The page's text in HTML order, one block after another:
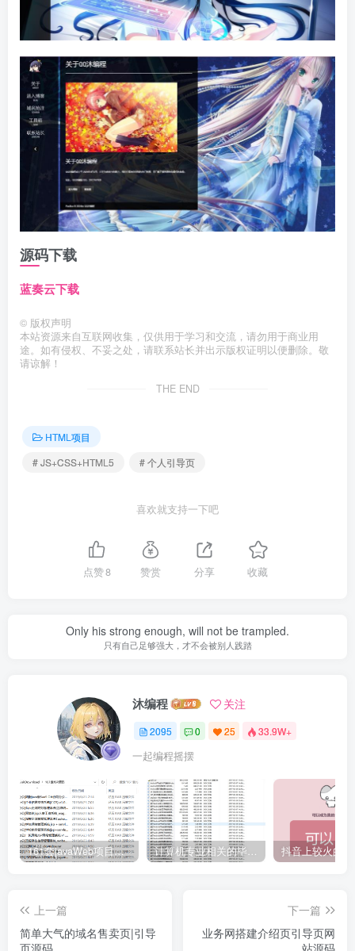
源码下载
蓝奏云下载
© 版权声明
本站资源来自互联网收集，仅供用于学习和交流，请勿用于商业用
途。如有侵权、不妥之处，请联系站长并出示版权证明以便删除。敬
请谅解！
THE END
HTML项目
# JS+CSS+HTML5
# 个人引导页
喜欢就支持一下吧
点赞8 赞赏 分享 收藏
Only his strong enough, will not be trampled.
只有自己足够强大，才不会被别人践踏
沐编程 关注
2095 0 25 33.9W+
一起编程摇摆
161套javaWeb项目源码免费分享 计算机专业相关的毕业设计论文合集免费下载
上一篇
简单大气的域名售卖页|引导
页源码
下一篇
业务网搭建介绍页引导页网
站源码